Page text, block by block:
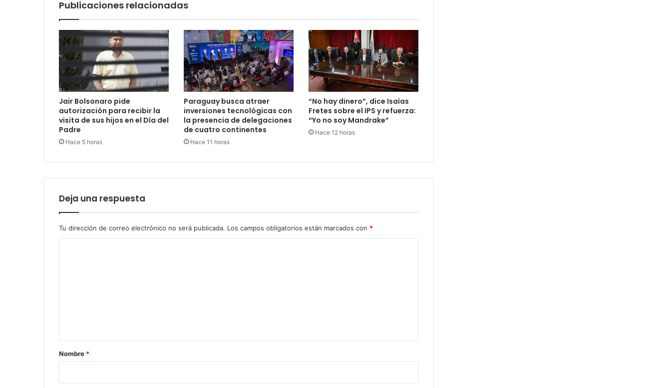
Publicaciones relacionadas
Jair Bolsonaro pide
autorización para recibir la
visita de sus hijos en el Día del
Padre
Hace 5 horas
Paraguay busca atraer
inversiones tecnológicas con
la presencia de delegaciones
de cuatro continentes
Hace 11 horas
“No hay dinero”, dice Isaías
Fretes sobre el IPS y refuerza:
“Yo no soy Mandrake”
Hace 12 horas
Deja una respuesta
Tu dirección de correo electrónico no será publicada. Los campos obligatorios están marcados con *
r
Nombre *